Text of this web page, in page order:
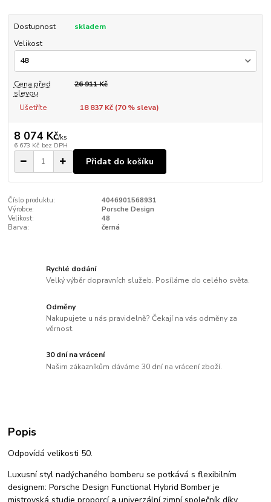
Dostupnost
skladem
Velikost
Cena před
slevou
26 911 Kč
Ušetříte 18 837 Kč (70% sleva)
8 074 Kč/ks
6 673 Kč bez DPH
Přidat do košíku
Číslo produktu:
4046901568931
Výrobce:
Porsche Design
Velikost:
48
Barva:
černá
Rychlé dodání
Velký výběr dopravních služeb. Posíláme do celého světa.
Odměny
Nakupujete u nás pravidelně? Čekají na vás odměny za
věrnost.
30 dní na vrácení
Našim zákazníkům dáváme 30 dní na vrácení zboží.
Popis
Odpovídá velikosti 50.
Luxusní styl nadýchaného bomberu se potkává s flexibilním
designem: Porsche Design Functional Hybrid Bomber je